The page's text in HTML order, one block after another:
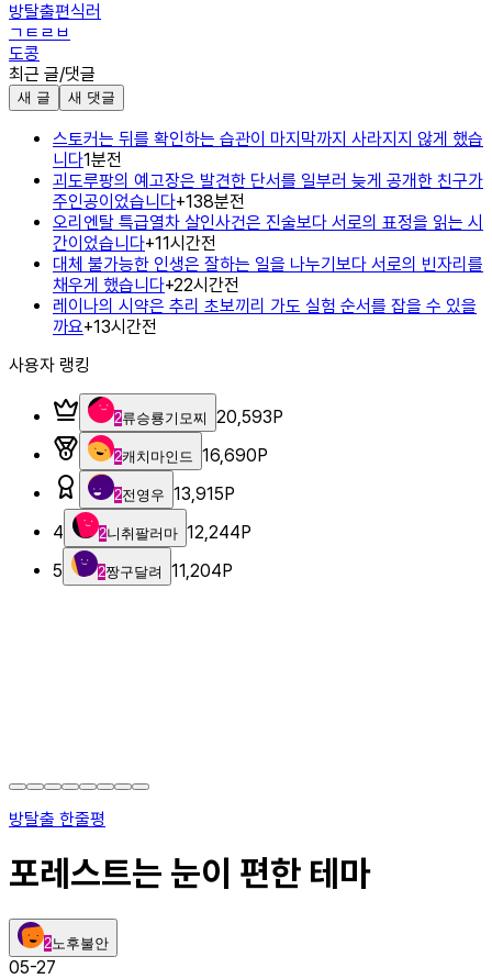
방탈출편식러
ㄱㅌㄹㅂ
도콩
최근 글/댓글
새 글 새 댓글
스토커는 뒤를 확인하는 습관이 마지막까지 사라지지 않게 했습
니다1분전
괴도루팡의 예고장은 발견한 단서를 일부러 늦게 공개한 친구가
주인공이었습니다+138분전
오리엔탈 특급열차 살인사건은 진술보다 서로의 표정을 읽는 시
간이었습니다+11시간전
대체 불가능한 인생은 잘하는 일을 나누기보다 서로의 빈자리를
채우게 했습니다+22시간전
레이나의 시약은 추리 초보끼리 가도 실험 순서를 잡을 수 있을
까요+13시간전
사용자 랭킹
2류승룡기모찌 20,593P
2캐치마인드 16,690P
2전영우 13,915P
4
2니취팔러마 12,244P
5
2짱구달려 11,204P
방탈출 한줄평
포레스트는 눈이 편한 테마
2노후불안
05-27